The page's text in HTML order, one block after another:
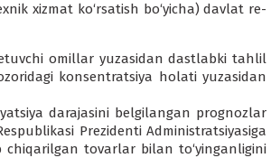
xizmat ko‘rsatish bo‘yicha) davlat re­
omillar yuzasidan dastlabki tahlil
kon­sentratsiya holati yuzasidan
darajasini belgilangan prognozlar
Prezidenti Administratsiyasiga
tovarlar bilan to‘yin­ganligini